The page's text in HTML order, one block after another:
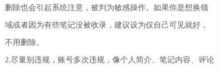
删除也会引起系统注意，被判为敏感操作。如果你是想换领
域或者因为有些笔记没被收录，建议设为仅自己可见就好，
不用删除。
2.尽量别违规，账号多次违规，像个人简介、笔记内容、评论